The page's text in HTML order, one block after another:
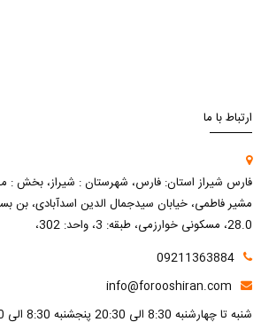
ارتباط با ما
فارس شیراز استان: فارس، شهرستان : شیراز، بخش :
28.0، مسکونی خوارزمی، طبقه: 3، واحد: 302،
09211363884
info@forooshiran.com
شنبه تا چهارشنبه 8:30 الی 20:30 پنجشنبه 8:30 الی 12:30